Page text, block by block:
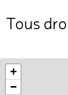
Tous
+
−